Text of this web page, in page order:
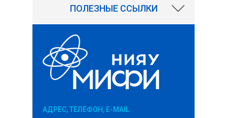
ПОЛЕЗНЫЕ ССЫЛКИ
АДРЕС, ТЕЛЕФОН, E-MAIL